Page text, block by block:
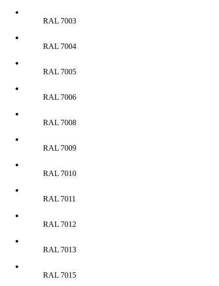
RAL 7003
RAL 7004
RAL 7005
RAL 7006
RAL 7008
RAL 7009
RAL 7010
RAL 7011
RAL 7012
RAL 7013
RAL 7015